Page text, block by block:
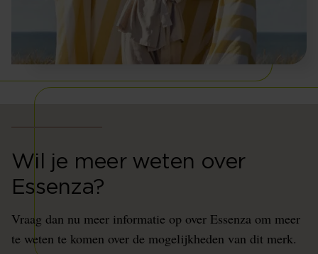
Wil je meer weten over
Essenza?
Vraag dan nu meer informatie op over Essenza om meer
te weten te komen over de mogelijkheden van dit merk.